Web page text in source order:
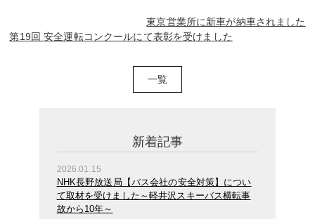
東京営業所に新車が納車されました
第19回 安全運転コンクールにて表彰を受けました
一覧
新着記事
2026.01.15
NHK長野放送局【バス会社の安全対策】につい
て取材を受けました～軽井沢スキーバス横転事
故から10年～